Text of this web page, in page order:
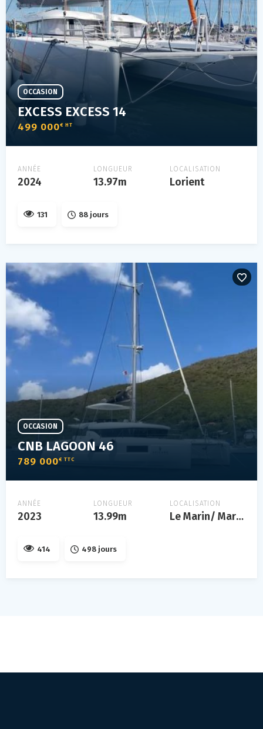
EXCESS EXCESS 14
499 000€ HT
OCCASION
ANNÉE
2024
LONGUEUR
13.97m
LOCALISATION
Lorient
131 88 jours
CNB LAGOON 46
789 000€ TTC
OCCASION
ANNÉE
2023
LONGUEUR
13.99m
LOCALISATION
Le Marin/ Martinique
414 498 jours